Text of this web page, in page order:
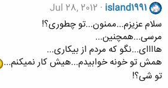
island1991
Jul 28, 2012
سلام عزیزم...ممنون...تو چطوری؟!
مرسی...همچنین...
هاااای...نگو که مردم از بیکاری...
همش تو خونه خوابیدم...هیش کار نمیکنم...
تو شی؟!